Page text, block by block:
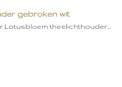
gebroken wit
theelichthouder…